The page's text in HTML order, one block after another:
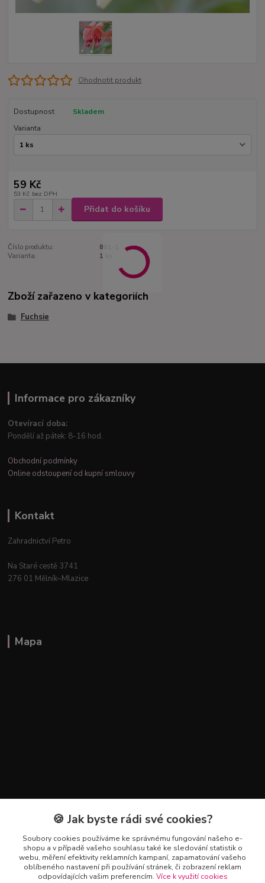
Ohodnotit produkt
Dostupnost
Skladem
Varianta
59 Kč
53 Kč bez DPH
Přidat do košíku
Číslo produktu:
861-1
Varianta:
1 ks
Zboží zařazeno v kategoriích
Fuchsie
Informace pro zákazníky
Otevírací doba:
Pondělí až pátek: 8-16 hod.
Obchodní podmínky
Online odstoupení od kupní smlouvy
Kontakt
Zahradnictví Petro
Na Staré cestě 3741
276 01 Mělník–Mlazice
Mapa
Kontakty
+420 602 223 614
info@zahradnictvipetro.cz
🍪 Jak byste rádi své cookies?
Soubory cookies používáme ke správnému fungování našeho e-
shopu a v případě vašeho souhlasu také ke sledování statistik o
webu, měření efektivity reklamních kampaní, zapamatování vašeho
oblíbeného nastavení při používání stránek, či zobrazení reklam
odpovídajících vašim preferencím. Více k využití cookies